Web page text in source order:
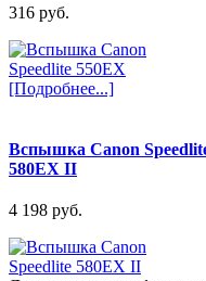
316 pуб.
[Подробнее...]
Вспышка Canon
580EX II
4 198 pуб.